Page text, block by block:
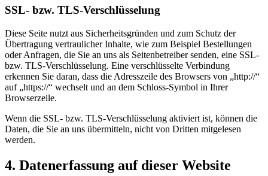
SSL- bzw. TLS-Verschlüsselung
Diese Seite nutzt aus Sicherheitsgründen und zum Schutz der
Übertragung vertraulicher Inhalte, wie zum Beispiel Bestellungen
oder Anfragen, die Sie an uns als Seitenbetreiber senden, eine SSL-
bzw. TLS-Verschlüsselung. Eine verschlüsselte Verbindung
erkennen Sie daran, dass die Adresszeile des Browsers von „http://“
auf „https://“ wechselt und an dem Schloss-Symbol in Ihrer
Browserzeile.
Wenn die SSL- bzw. TLS-Verschlüsselung aktiviert ist, können die
Daten, die Sie an uns übermitteln, nicht von Dritten mitgelesen
werden.
4. Datenerfassung auf dieser Website